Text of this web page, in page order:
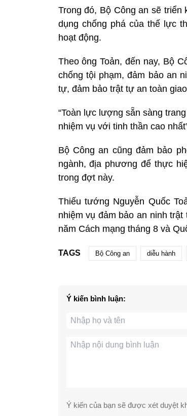
Trong đó, Bộ Công an sẽ
dụng chống phá của thế lực
hoạt động.
Theo ông Toản, đến nay, Bộ
chống tội phạm, đảm bảo an
tự, đảm bảo trật tự an toàn
“Toàn lực lượng sẵn sàng
nhiệm vụ với tinh thần cao
Bộ Công an cũng đảm bảo
ngành, địa phương để thực
trong đợt này.
Thiếu tướng Nguyễn Quốc
nhiệm vụ đảm bảo an ninh
năm Cách mạng tháng 8 và
TAGS Bộ Công an diễu hành
Ý kiến bình luận:
Ý kiến của bạn sẽ được xét duyệt